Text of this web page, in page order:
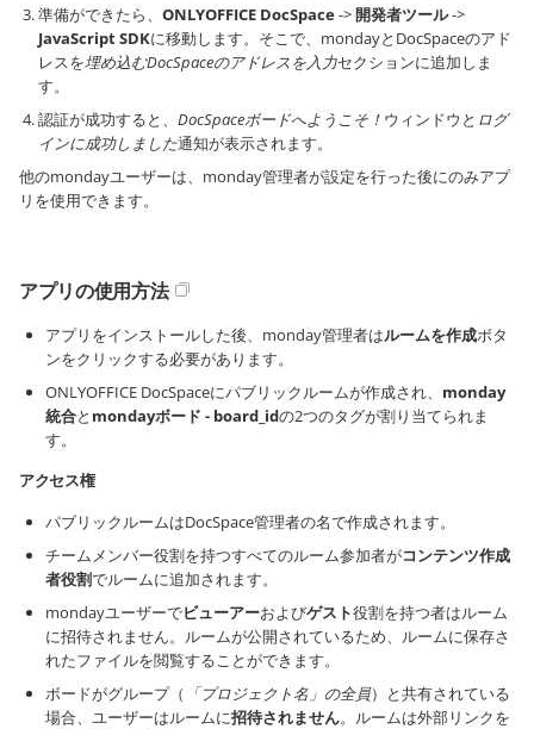
準備ができたら、 ONLYOFFICE DocSpace->開発者ツール->
JavaScript SDKに移動します。そこで、mondayとDocSpaceのアド
レスを埋め込むDocSpaceのアドレスを入力セクションに追加しま
す。
認証が成功すると、 DocSpaceボードへようこそ！ ウィンドウと ログ
インに成功しました通知が表示されます。
他のmondayユーザーは、monday管理者が設定を行った後にのみアプ
リを使用できます。
アプリの使用方法
アプリをインストールした後、monday管理者はルームを作成ボタ
ンをクリックする必要があります。
ONLYOFFICE DocSpaceにパブリックルームが作成され、 monday
統合と mondayボード - board_idの2つのタグが割り当てられま
す。
アクセス権
パブリックルームはDocSpace管理者の名で作成されます。
チームメンバー役割を持つすべてのルーム参加者がコンテンツ作成
者役割でルームに追加されます。
mondayユーザーでビューアーおよびゲスト役割を持つ者はルーム
に招待されません。ルームが公開されているため、ルームに保存さ
れたファイルを閲覧することができます。
ボードがグループ（ 「プロジェクト名」の全員）と共有されている
場合、ユーザーはルームに招待されません。ルームは外部リンクを